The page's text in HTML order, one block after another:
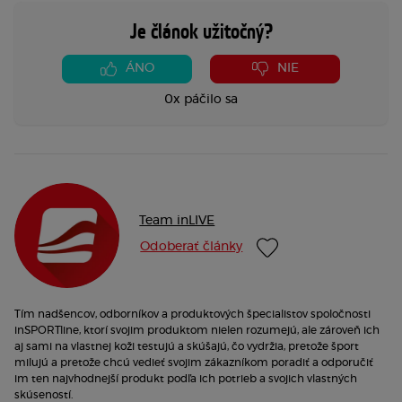
Je článok užitočný?
ÁNO NIE
0x páčilo sa
Team inLIVE
Odoberať články
Tím nadšencov, odborníkov a produktových špecialistov spoločnosti
inSPORTline, ktorí svojim produktom nielen rozumejú, ale zároveň ich
aj sami na vlastnej koži testujú a skúšajú, čo vydržia, pretože šport
milujú a pretože chcú vedieť svojim zákazníkom poradiť a odporučiť
im ten najvhodnejší produkt podľa ich potrieb a svojich vlastných
skúseností.